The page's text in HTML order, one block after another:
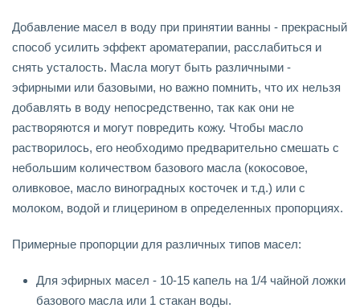
Добавление масел в воду при принятии ванны - прекрасный
способ усилить эффект ароматерапии, расслабиться и
снять усталость. Масла могут быть различными -
эфирными или базовыми, но важно помнить, что их нельзя
добавлять в воду непосредственно, так как они не
растворяются и могут повредить кожу. Чтобы масло
растворилось, его необходимо предварительно смешать с
небольшим количеством базового масла (кокосовое,
оливковое, масло виноградных косточек и т.д.) или с
молоком, водой и глицерином в определенных пропорциях.
Примерные пропорции для различных типов масел:
Для эфирных масел - 10-15 капель на 1/4 чайной ложки
базового масла или 1 стакан воды.